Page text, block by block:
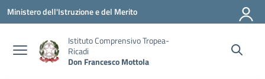
Vai ai contenuti
Vai al menu di navigazione
Vai al footer
Ministero dell'Istruzione e del Merito
Istituto Comprensivo Tropea-
Ricadi
Don Francesco Mottola